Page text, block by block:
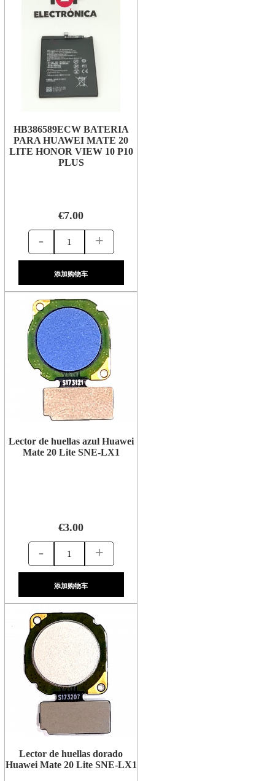
HB386589ECW BATERIA
PARA HUAWEI MATE 20
LITE HONOR VIEW 10 P10
PLUS
€7.00
- +
添加购物车
Lector de huellas azul Huawei
Mate 20 Lite SNE-LX1
€3.00
- +
添加购物车
Lector de huellas dorado
Huawei Mate 20 Lite SNE-LX1